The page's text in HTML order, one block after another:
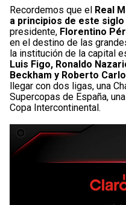
Recordemos que el Real
a principios de este siglo
presidente, Florentino
en el destino de las
la institución de la capital
Luis Figo, Ronaldo
Beckham y Roberto
llegar con dos ligas, una
Supercopas de España,
Copa Intercontinental.